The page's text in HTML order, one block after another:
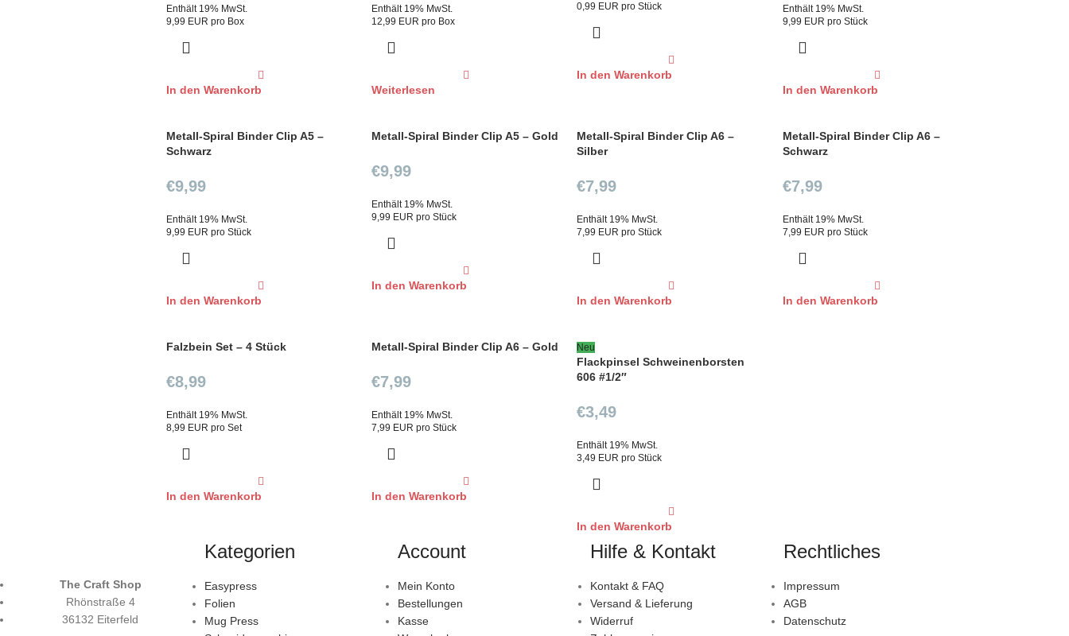
Enthält 19% MwSt.
9,99 EUR pro Box
In den Warenkorb
Enthält 19% MwSt.
12,99 EUR pro Box
Weiterlesen
0,99 EUR pro Stück
In den Warenkorb
Enthält 19% MwSt.
9,99 EUR pro Stück
In den Warenkorb
Metall-Spiral Binder Clip A5 –
Schwarz
€9,99
Enthält 19% MwSt.
9,99 EUR pro Stück
In den Warenkorb
Metall-Spiral Binder Clip A5 – Gold
€9,99
Enthält 19% MwSt.
9,99 EUR pro Stück
In den Warenkorb
Metall-Spiral Binder Clip A6 –
Silber
€7,99
Enthält 19% MwSt.
7,99 EUR pro Stück
In den Warenkorb
Metall-Spiral Binder Clip A6 –
Schwarz
€7,99
Enthält 19% MwSt.
7,99 EUR pro Stück
In den Warenkorb
Falzbein Set – 4 Stück
€8,99
Enthält 19% MwSt.
8,99 EUR pro Set
In den Warenkorb
Metall-Spiral Binder Clip A6 – Gold
€7,99
Enthält 19% MwSt.
7,99 EUR pro Stück
In den Warenkorb
Neu
Flackpinsel Schweinenborsten
606 #1/2″
€3,49
Enthält 19% MwSt.
3,49 EUR pro Stück
In den Warenkorb
The Craft Shop
Rhönstraße 4
36132 Eiterfeld
Kategorien
Easypress
Folien
Mug Press
Account
Mein Konto
Bestellungen
Kasse
Hilfe & Kontakt
Kontakt & FAQ
Versand & Lieferung
Widerruf
Rechtliches
Impressum
AGB
Datenschutz